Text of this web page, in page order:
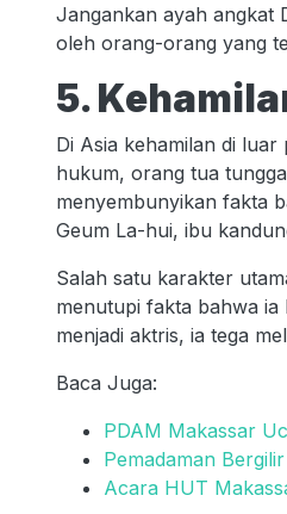
Jangankan ayah angkat
oleh orang-orang yang
5.
Di Asia kehamilan di
hukum, orang tua
menyembunyikan fakta
Geum La-hui, ibu
Salah satu karakter
menutupi fakta bahwa ia
menjadi aktris, ia tega
Baca Juga:
PDAM Makassar
Pemadaman
Acara HUT